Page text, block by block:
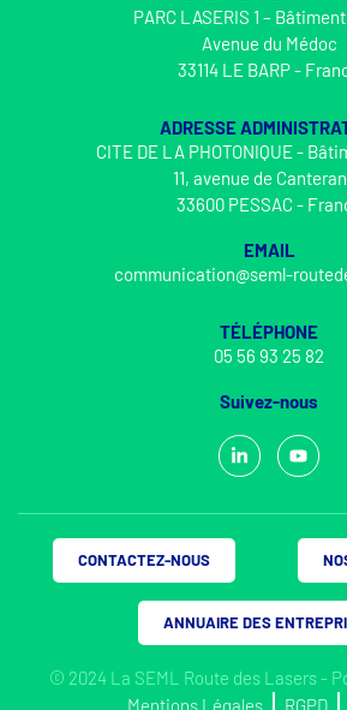
PARC LASERIS 1 –
Avenue du Médoc
33114 LE BARP -
ADRESSE
CITE DE LA PHOTONIQUE -
11, avenue de
33600 PESSAC -
EMAIL
communication@seml-
TÉLÉPHONE
05 56 93 25 82
Suivez-nous
© 2024 La SEML Route des Lasers -
Mentions Légales
RGPD
CONTACTEZ-NOUS
ANNUAIRE DES